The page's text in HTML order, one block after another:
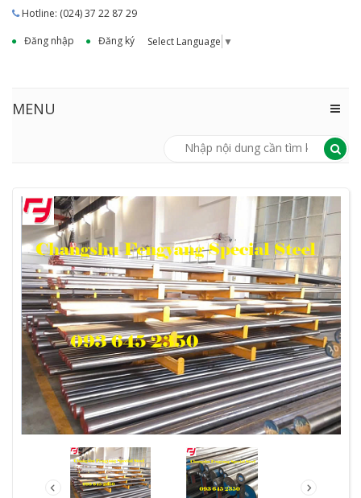
Hotline: (024) 37 22 87 29
Đăng nhập
Đăng ký Select Language ▼
MENU